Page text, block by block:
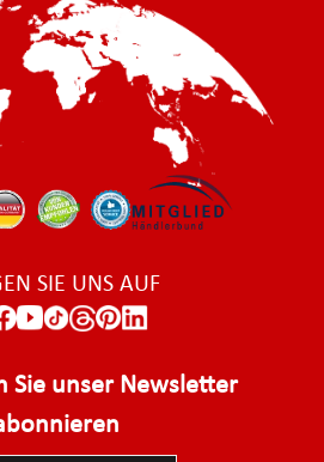
SIE UNS AUF
Sie unser Newsletter